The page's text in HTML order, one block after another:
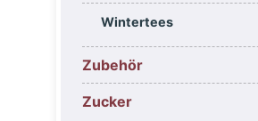
Wintertees
Zubehör
Zucker